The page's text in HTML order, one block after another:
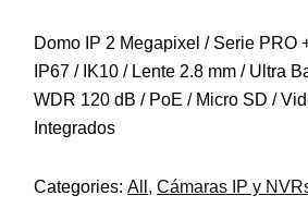
Domo IP 2 Megapixel / Serie PRO
IP67 / IK10 / Lente 2.8 mm / Ultra
WDR 120 dB / PoE / Micro SD /
Integrados
Categories: All , Cámaras IP y